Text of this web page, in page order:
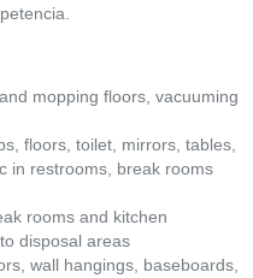
mopping floors, vacuuming
floors, toilet, mirrors, tables,
in restrooms, break rooms
rooms and kitchen
disposal areas
wall hangings, baseboards,